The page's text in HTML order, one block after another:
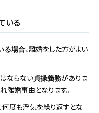
いる
る場合、離婚をした方がよい
ならない貞操義務がありま
離婚事由となります。
何度も浮気を繰り返すとな